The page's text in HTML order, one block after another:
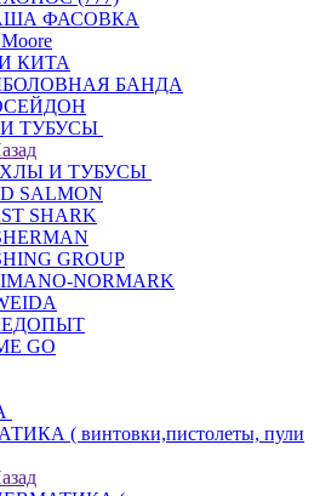
ФАСОВКА
КИТА
БАНДА
ТУБУСЫ
И ТУБУСЫ
SALMON
SHARK
GROUP
NORMARK
GO
( винтовки,пистолеты, пули